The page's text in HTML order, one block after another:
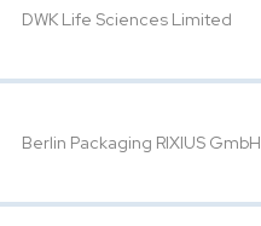
DWK Life Sciences Limited
Berlin Packaging RIXIUS GmbH